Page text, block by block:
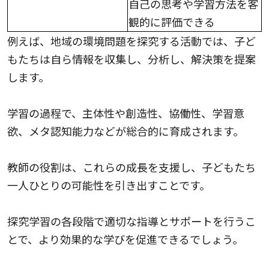
自己の思考や学習方法を客
観的に評価できる
例えば、地域の環境問題を探究する活動では、子ど
もたちは自ら情報を収集し、分析し、解決策を提案
します。
学習の過程で、主体性や創造性、協働性、学習意
欲、メタ認知能力などが総合的に育成されます。
教師の役割は、これらの成長を支援し、子どもたち
一人ひとりの可能性を引き出すことです。
探究学習の各段階で適切な指導とサポートを行うこ
とで、より効果的な学びを促進できるでしょう。